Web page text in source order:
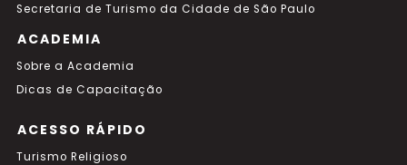
Secretaria de Turismo da Cidade de São Paulo
ACADEMIA
Sobre a Academia
Dicas de Capacitação
ACESSO RÁPIDO
Turismo Religioso